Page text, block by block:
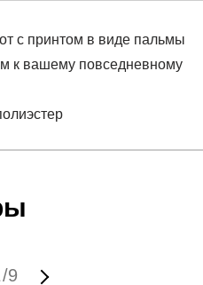
с принтом в виде пальмы
к вашему повседневному
конце счета, который
/9